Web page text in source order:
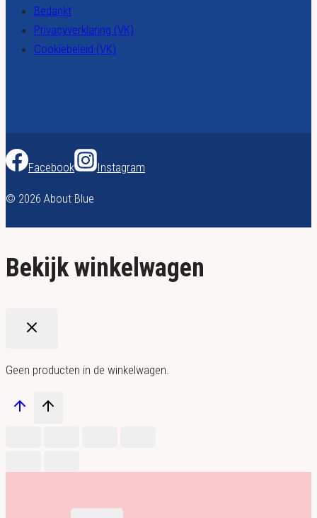
Bedankt
Privacyverklaring (VK)
Cookiebeleid (VK)
Facebook Instagram
© 2026 About Blue
Bekijk winkelwagen
Geen producten in de winkelwagen.